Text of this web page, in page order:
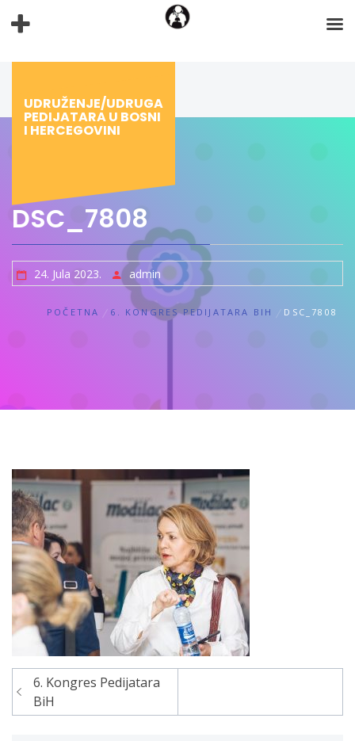
na
UDRUŽENJE/UDRUGA
PEDIJATARA U BOSNI
I HERCEGOVINI
DSC_7808
24. Jula 2023. admin
POČETNA 6. KONGRES PEDIJATARA BIH DSC_7808
Navigacija
članaka
6. Kongres Pedijatara
BiH